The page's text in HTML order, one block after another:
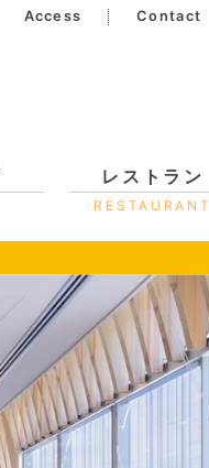
Access Contact
レストラン
RESTAURANT